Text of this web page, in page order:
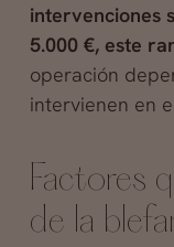
intervenciones
5.000 €, este
operación
intervienen en
Factores
de la